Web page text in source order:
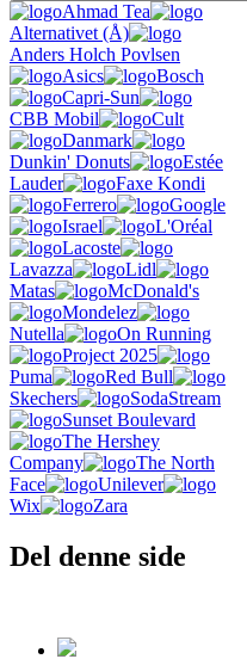
Ahmad Tea
Alternativet (Å)
Anders Holch Povlsen
Asics
Bosch
Capri-Sun
CBB Mobil
Cult
Danmark
Dunkin' Donuts
Estée
Lauder
Faxe Kondi
Ferrero
Google
Israel
L'Oréal
Lacoste
Lavazza
Lidl
Matas
McDonald's
Mondelez
Nutella
On Running
Project 2025
Puma
Red Bull
Skechers
SodaStream
Sunset Boulevard
The Hershey
Company
The North
Face
Unilever
Wix
Zara
Del denne side